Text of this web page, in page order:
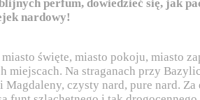
perfum, dowiedzieć się, jak
nardowy!
święte, miasto pokoju, miasto
Na straganach przy
czysty nard, pure nard.